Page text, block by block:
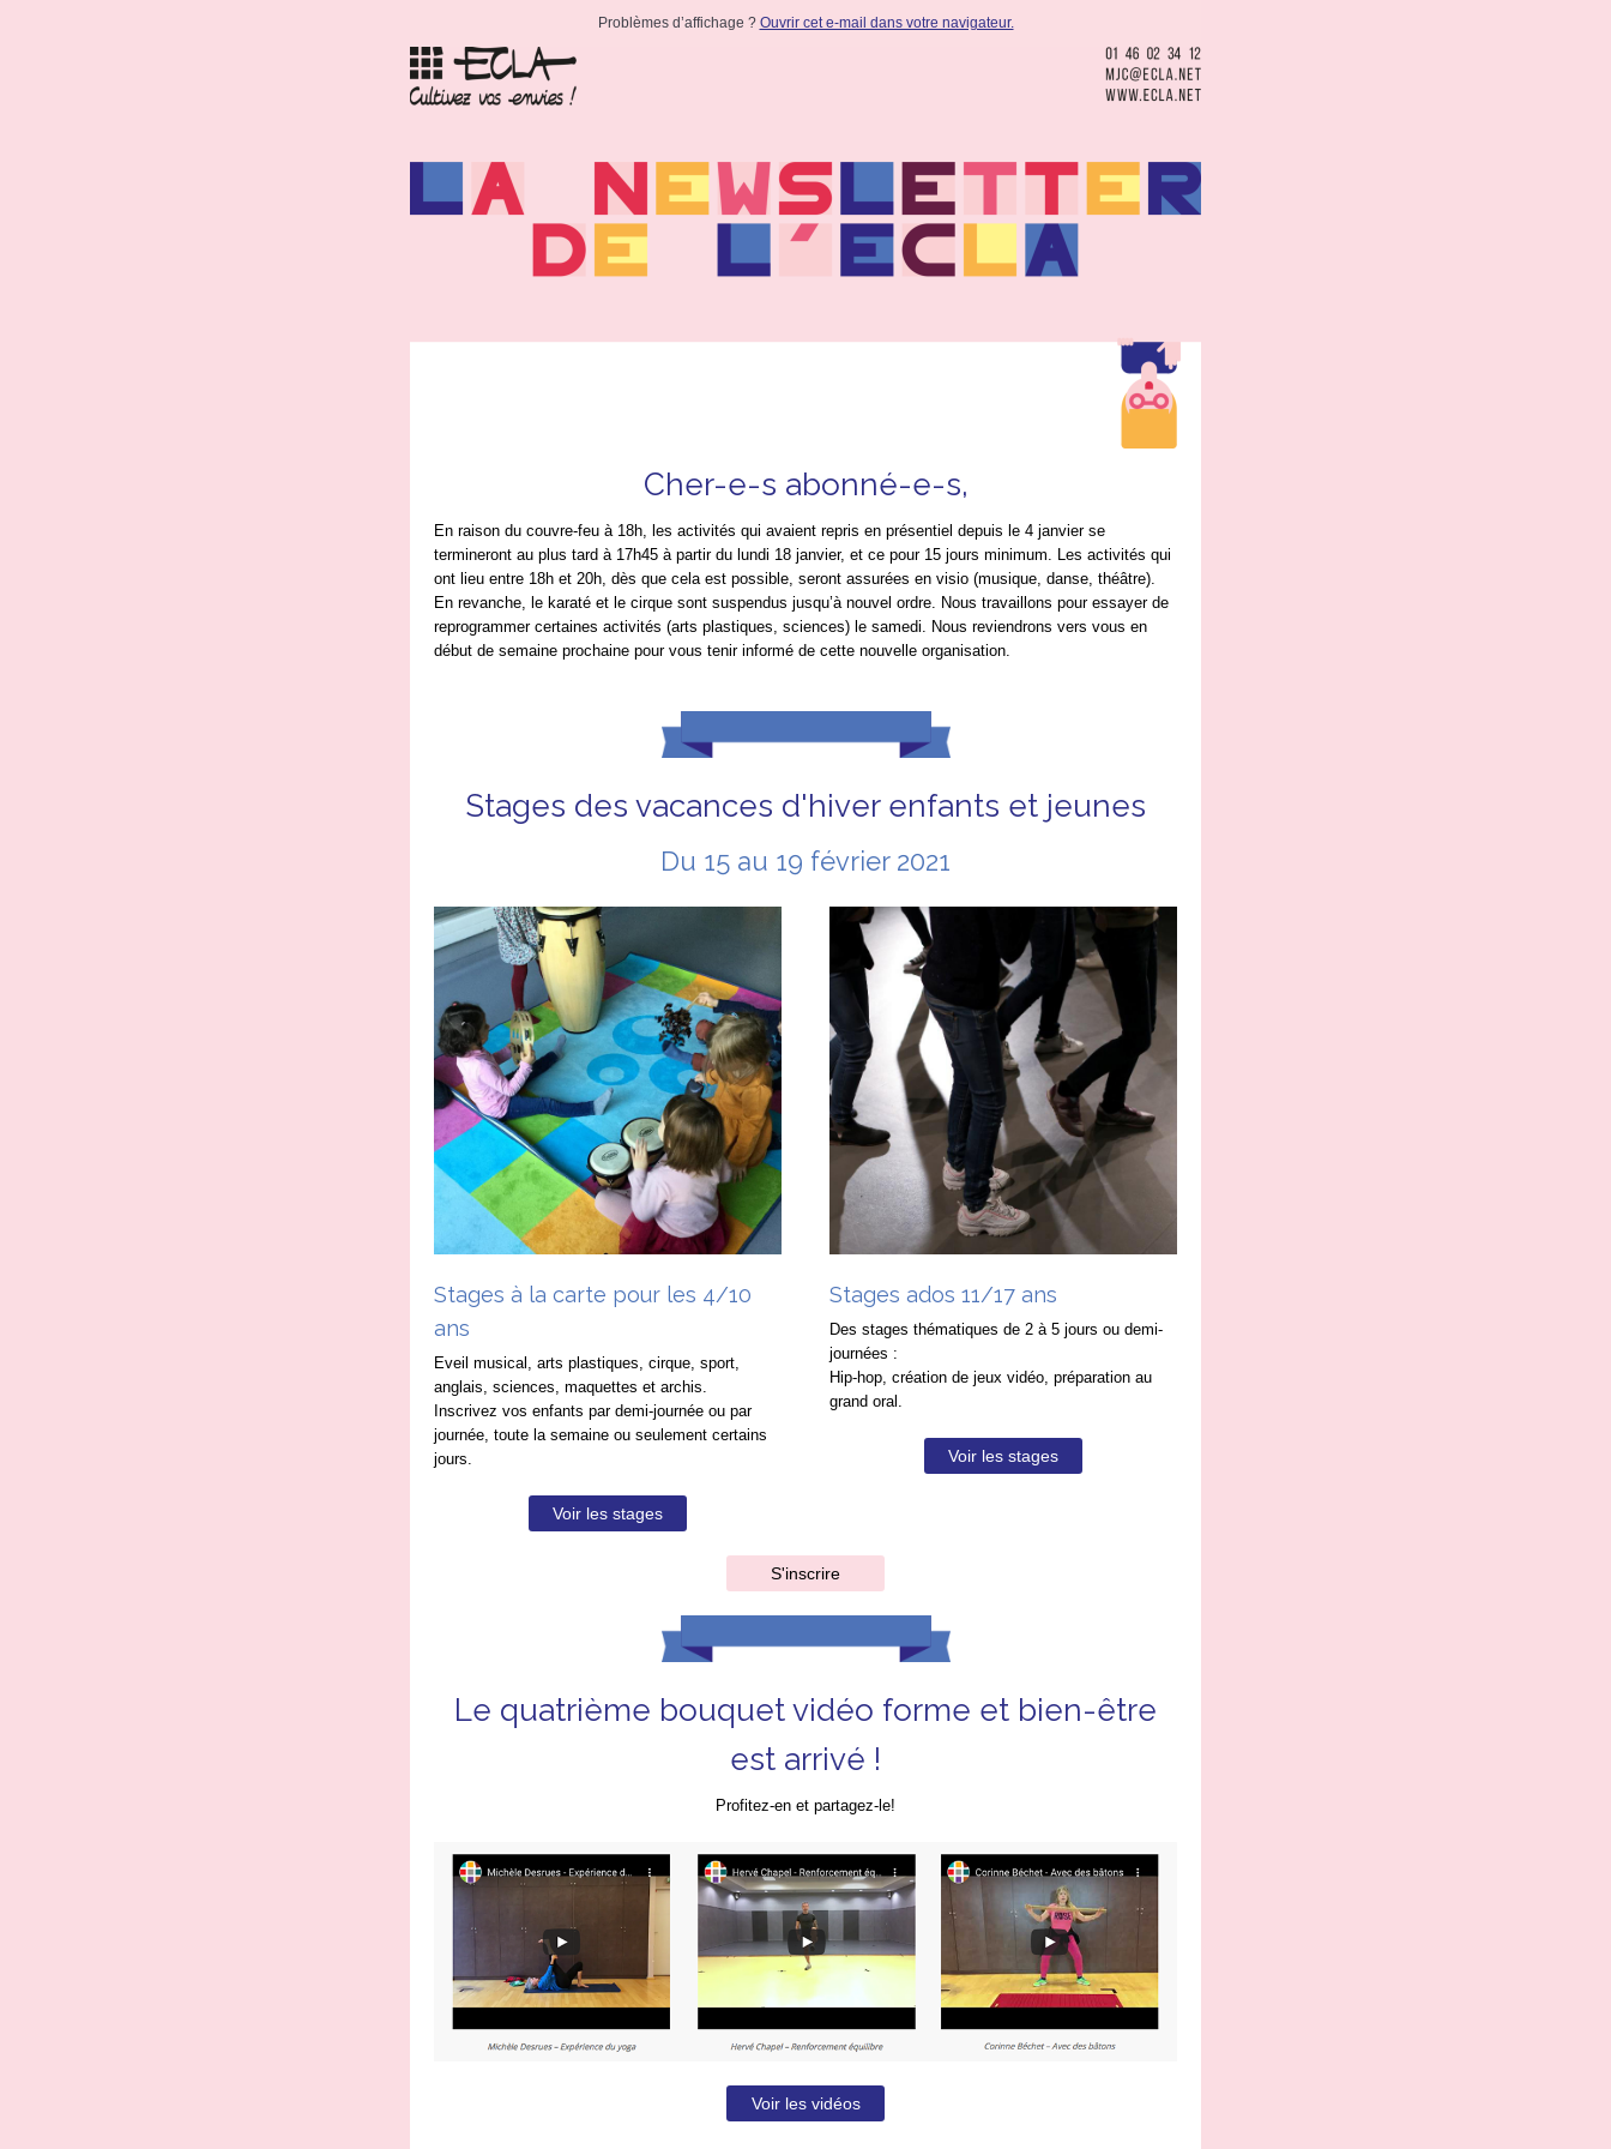
Problèmes d’affichage ? Ouvrir cet e-mail dans votre navigateur.
Cher-e-s abonné-e-s,
En raison du couvre-feu à 18h, les activités qui avaient repris en présentiel depuis le 4 janvier se
termineront au plus tard à 17h45 à partir du lundi 18 janvier, et ce pour 15 jours minimum. Les activités qui
ont lieu entre 18h et 20h, dès que cela est possible, seront assurées en visio (musique, danse, théâtre).
En revanche, le karaté et le cirque sont suspendus jusqu’à nouvel ordre. Nous travaillons pour essayer de
reprogrammer certaines activités (arts plastiques, sciences) le samedi. Nous reviendrons vers vous en
début de semaine prochaine pour vous tenir informé de cette nouvelle organisation.
Stages des vacances d'hiver enfants et jeunes
Du 15 au 19 février 2021
Stages à la carte pour les 4/10
ans
Eveil musical, arts plastiques, cirque, sport,
anglais, sciences, maquettes et archis.
Inscrivez vos enfants par demi-journée ou par
journée, toute la semaine ou seulement certains
jours.
Voir les stages
Stages ados 11/17 ans
Des stages thématiques de 2 à 5 jours ou demi-
journées :
Hip-hop, création de jeux vidéo, préparation au
grand oral.
Voir les stages
S'inscrire
Le quatrième bouquet vidéo forme et bien-être
est arrivé !
Profitez-en et partagez-le!
Voir les vidéos